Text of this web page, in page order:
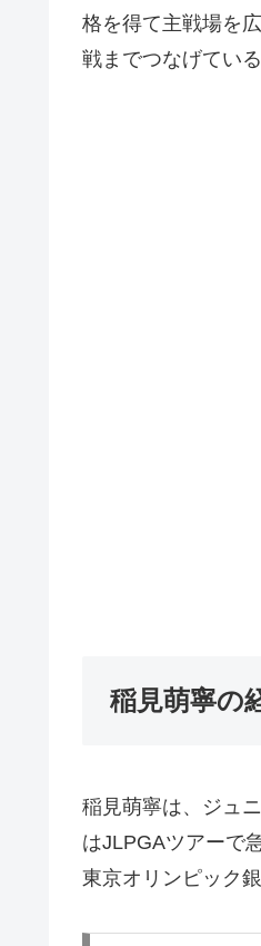
格を得て主戦場を
戦までつなげてい
稲見萌寧の
稲見萌寧は、ジュ
はJLPGAツアーで
東京オリンピック